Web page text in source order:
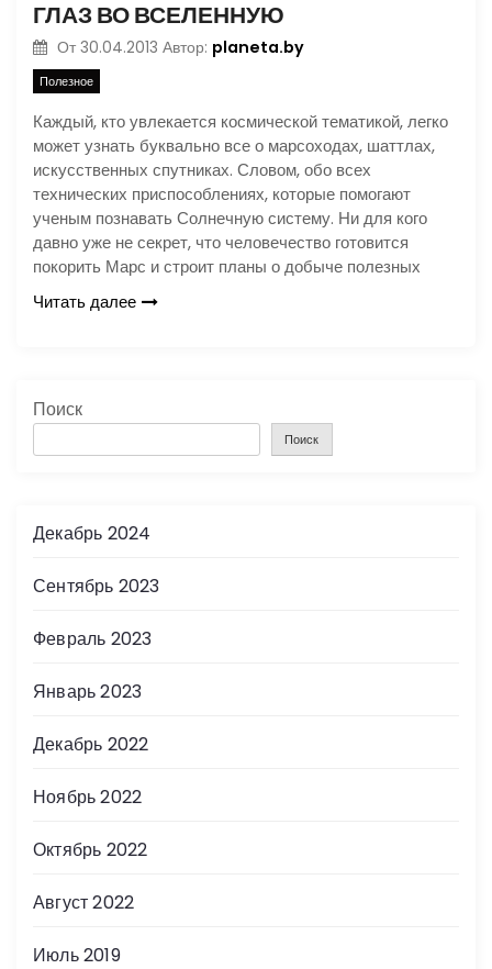
ГЛАЗ ВО ВСЕЛЕННУЮ
От 30.04.2013 Автор: planeta.by
Полезное
Каждый, кто увлекается космической тематикой, легко
может узнать буквально все о марсоходах, шаттлах,
искусственных спутниках. Словом, обо всех
технических приспособлениях, которые помогают
ученым познавать Солнечную систему. Ни для кого
давно уже не секрет, что человечество готовится
покорить Марс и строит планы о добыче полезных
Читать далее
Поиск
Поиск
Декабрь 2024
Сентябрь 2023
Февраль 2023
Январь 2023
Декабрь 2022
Ноябрь 2022
Октябрь 2022
Август 2022
Июль 2019